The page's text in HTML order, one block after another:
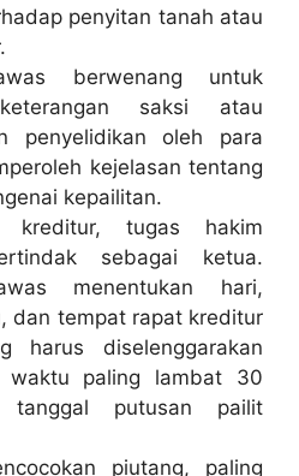
penyitan tanah atau
berwenang untuk
saksi atau
penyelidikan oleh para
kejelasan tentang
kepailitan.
kreditur, tugas hakim
sebagai ketua.
menentukan hari,
dan tempat rapat kreditur
harus diselenggarakan
waktu paling lambat 30
putusan pailit
piutang, paling